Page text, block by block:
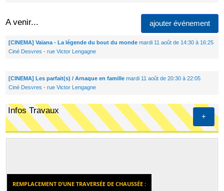
A venir... ajouter événement
[CINEMA] Vaïana - La légende du bout du mondemardi 11 août de 14:30 à 16:25
Ciné Desvres - rue Victor Lengagne
[CINEMA] Les parfait(s) / Arnaque en famillemardi 11 août de 20:30 à 22:05
Ciné Desvres - rue Victor Lengagne
+
Infos Travaux
REMPLACEMENT D’UNE TRAVERSÉE DE CHAUSSÉE :